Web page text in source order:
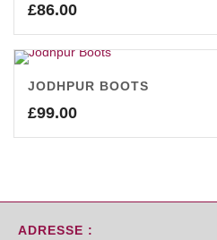
£86.00
JODHPUR BOOTS
£99.00
ADRESSE :